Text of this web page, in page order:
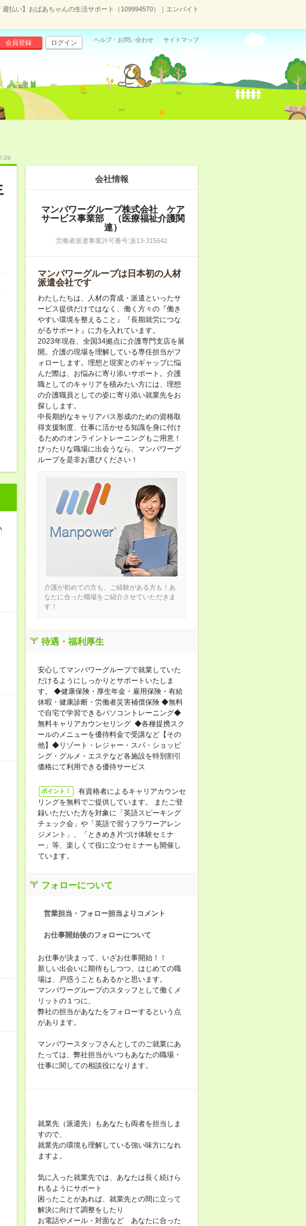
週払い】おばあちゃんの生活サポート（109994570）｜エンバイト
会員登録 ログイン ヘルプ・お問い合わせ サイトマップ
39
会社情報
マンパワーグループ株式会社 ケア
サービス事業部 （医療福祉介護関
連）
労働者派遣事業許可番号:派13-315642
マンパワーグループは日本初の人材
派遣会社です
わたしたちは、人材の育成・派遣といったサ
ービス提供だけではなく、働く方々の『働き
やすい環境を整えること』『長期就労につな
がるサポート』に力を入れています。
2023年現在、全国34拠点に介護専門支店を展
開。介護の現場を理解している専任担当がフ
ォローします。理想と現実とのギャップに悩
んだ際は、お悩みに寄り添いサポート。介護
職としてのキャリアを積みたい方には、理想
の介護職員としての姿に寄り添い就業先をお
探しします。
中長期的なキャリアパス形成のための資格取
得支援制度、仕事に活かせる知識を身に付け
るためのオンライントレーニングもご用意！
ぴったりな職場に出会うなら、マンパワーグ
ループを是非お選びください！
介護が初めての方も、ご経験がある方も！あ
なたに合った職場をご紹介させていただきま
す！
待遇・福利厚生
安心してマンパワーグループで就業していた
だけるようにしっかりとサポートいたしま
す。 ◆健康保険・厚生年金・雇用保険・有給
休暇・健康診断・労働者災害補償保険 ◆無料
で自宅で学習できるパソコントレーニング◆
無料キャリアカウンセリング ◆各種提携スク
ールのメニューを優待料金で受講など【その
他】◆リゾート・レジャー・スパ・ショッピ
ング・グルメ・エステなど各施設を特別割引
価格にて利用できる優待サービス
ポイント！
有資格者によるキャリアカウンセ
リングを無料でご提供しています。 またご登
録いただいた方を対象に「英語スピーキング
チェック会」や「英語で習うフラワーアレン
ジメント」、「ときめき片づけ体験セミナ
ー」等、楽しくて役に立つセミナーも開催し
ています。
フォローについて
営業担当・フォロー担当よりコメント
お仕事開始後のフォローについて
お仕事が決まって、いざお仕事開始！！
新しい出会いに期待もしつつ、はじめての職
場は、戸惑うこともあるかと思います。
マンパワーグループのスタッフとして働くメ
リットの１つに、
弊社の担当があなたをフォローするという点
があります。
マンパワースタッフさんとしてのご就業にあ
たっては、弊社担当がいつもあなたの職場・
仕事に関しての相談役になります。
就業先（派遣先）もあなたも両者を担当しま
すので、
就業先の環境も理解している強い味方になれ
ますよ。
気に入った就業先では、あなたは長く続けら
れるようにサポート
困ったことがあれば、就業先との間に立って
解決に向けて調整をしたり
お電話やメール・対面など あなたに合った